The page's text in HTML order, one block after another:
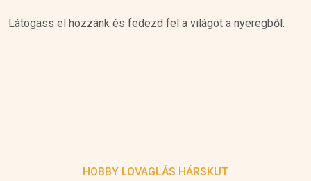
Látogass el hozzánk és fedezd fel a világot a nyeregből.
HOBBY LOVAGLÁS HÁRSKUT